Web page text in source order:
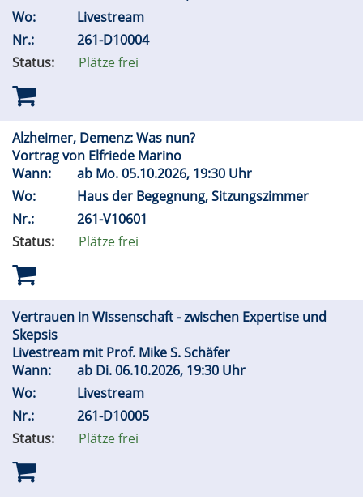
Wo:
Livestream
Nr.:
261-D10004
Status:
Plätze frei
Alzheimer, Demenz: Was nun?
Vortrag von Elfriede Marino
Wann:
ab Mo.05.10.2026, 19:30 Uhr
Wo:
Haus der Begegnung, Sitzungszimmer
Nr.:
261-V10601
Status:
Plätze frei
Vertrauen in Wissenschaft - zwischen Expertise und
Skepsis
Livestream mit Prof. Mike S. Schäfer
Wann:
ab Di.06.10.2026, 19:30 Uhr
Wo:
Livestream
Nr.:
261-D10005
Status:
Plätze frei